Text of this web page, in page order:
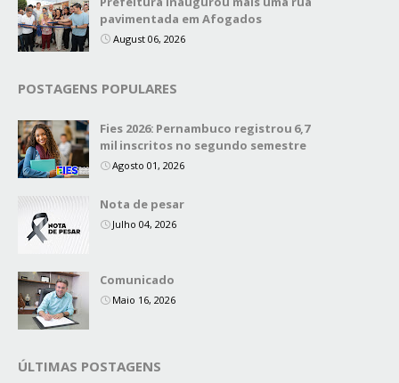
pavimentada em Afogados
August 06, 2026
POSTAGENS POPULARES
Fies 2026: Pernambuco registrou 6,7
mil inscritos no segundo semestre
Agosto 01, 2026
Nota de pesar
Julho 04, 2026
Comunicado
Maio 16, 2026
ÚLTIMAS POSTAGENS